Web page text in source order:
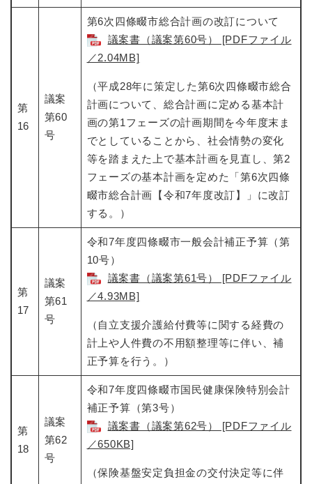
第
16
議案
第60
号
第6次四條畷市総合計画の改訂について​
議案書（議案第60号） [PDFファイル
／2.04MB]
（平成28年に策定した第6次四條畷市総合
計画について、総合計画に定める基本計
画の第1フェーズの計画期間を今年度末ま
でとしていることから、社会情勢の変化
等を踏まえた上で基本計画を見直し、第2
フェーズの基本計画を定めた「第6次四條
畷市総合計画【令和7年度改訂】」に改訂
する。）
第
17
議案
第61
号
令和7年度四條畷市一般会計補正予算（第
10号）​
議案書（議案第61号） [PDFファイル
／4.93MB]
（自立支援介護給付費等に関する経費の
計上や人件費の不用額整理等に伴い、補
正予算を行う。）
第
18
議案
第62
号
令和7年度四條畷市国民健康保険特別会計
補正予算（第3号）​
議案書（議案第62号） [PDFファイル
／650KB]
（保険基盤安定負担金の交付決定等に伴